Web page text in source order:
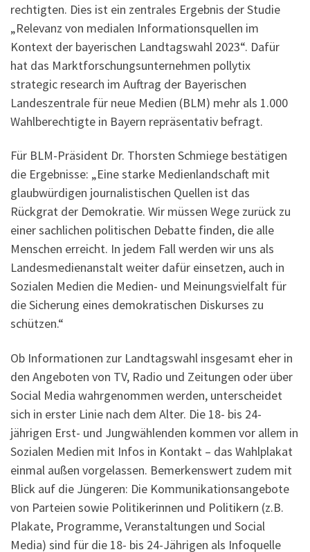
rechtigten. Dies ist ein zentrales Ergebnis der Studie
„Relevanz von medialen Informa­tions­quellen im
Kontext der bayerischen Landtagswahl 2023“. Dafür
hat das Marktforschungsunternehmen pollytix
strategic research im Auftrag der Bayerischen
Landeszentrale für neue Medien (BLM) mehr als 1.000
Wahlberechtigte in Bayern repräsentativ befragt.
Für BLM-Präsident Dr. Thorsten Schmiege bestätigen
die Ergebnisse: „Eine starke Medienlandschaft mit
glaubwürdigen journalistischen Quellen ist das
Rückgrat der Demokratie. Wir müssen Wege zurück zu
einer sachlichen politischen Debatte finden, die alle
Menschen erreicht. In jedem Fall werden wir uns als
Landesmedienanstalt weiter dafür einsetzen, auch in
Sozialen Medien die Medien- und Meinungsvielfalt für
die Sicherung eines demokratischen Diskurses zu
schützen.“
Ob Informationen zur Landtagswahl insgesamt eher in
den Angeboten von TV, Radio und Zeitungen oder über
Social Media wahrgenommen werden, unterscheidet
sich in erster Linie nach dem Alter. Die 18- bis 24-
jährigen Erst- und Jungwählenden kommen vor allem in
Sozialen Medien mit Infos in Kontakt – das Wahlplakat
einmal außen vorgelassen. Bemerkenswert zudem mit
Blick auf die Jüngeren: Die Kommunikations­angebote
von Parteien sowie Politikerinnen und Politikern (z.B.
Plakate, Programme, Veranstaltungen und Social
Media) sind für die 18- bis 24-Jährigen als Infoquelle